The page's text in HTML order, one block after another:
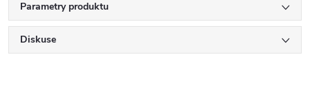
Parametry produktu
Diskuse